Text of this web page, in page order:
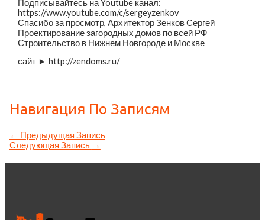
Подписывайтесь на Youtube канал:
https://www.youtube.com/c/sergeyzenkov
Спасибо за просмотр, Архитектор Зенков Сергей
Проектирование загородных домов по всей РФ
Строительство в Нижнем Новгороде и Москве
сайт ► http://zendoms.ru/
Навигация По Записям
← Предыдущая Запись
Следующая Запись →